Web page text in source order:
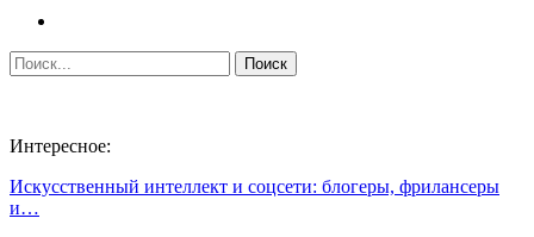
Интересное:
Искусственный интеллект и соцсети: блогеры, фрилансеры
и…